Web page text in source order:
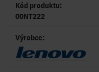
Kód produktu:
00NT222
Výrobce: